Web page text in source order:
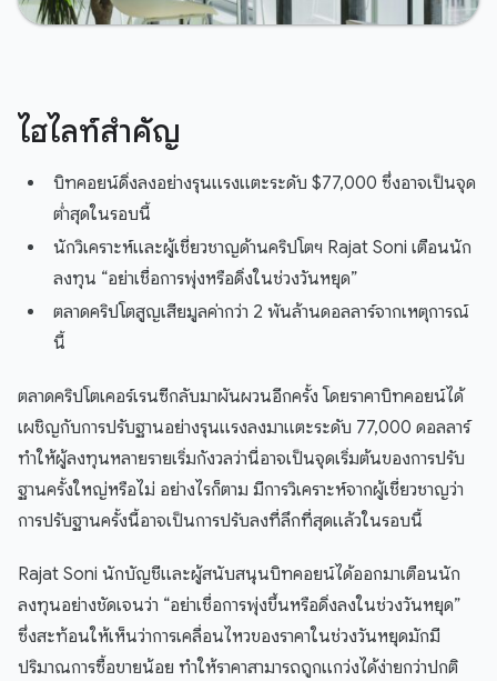
ไฮไลท์สำคัญ
บิทคอยน์ดิ่งลงอย่างรุนแรงแตะระดับ $77,000 ซึ่งอาจเป็นจุด
ต่ำสุดในรอบนี้
นักวิเคราะห์และผู้เชี่ยวชาญด้านคริปโตฯ Rajat Soni เตือนนัก
ลงทุน “อย่าเชื่อการพุ่งหรือดิ่งในช่วงวันหยุด”
ตลาดคริปโตสูญเสียมูลค่ากว่า 2 พันล้านดอลลาร์จากเหตุการณ์
นี้
ตลาดคริปโตเคอร์เรนซีกลับมาผันผวนอีกครั้ง โดยราคาบิทคอยน์ได้
เผชิญกับการปรับฐานอย่างรุนแรงลงมาแตะระดับ 77,000 ดอลลาร์
ทำให้ผู้ลงทุนหลายรายเริ่มกังวลว่านี่อาจเป็นจุดเริ่มต้นของการปรับ
ฐานครั้งใหญ่หรือไม่ อย่างไรก็ตาม มีการวิเคราะห์จากผู้เชี่ยวชาญว่า
การปรับฐานครั้งนี้อาจเป็นการปรับลงที่ลึกที่สุดแล้วในรอบนี้
Rajat Soni นักบัญชีและผู้สนับสนุนบิทคอยน์ได้ออกมาเตือนนัก
ลงทุนอย่างชัดเจนว่า “อย่าเชื่อการพุ่งขึ้นหรือดิ่งลงในช่วงวันหยุด”
ซึ่งสะท้อนให้เห็นว่าการเคลื่อนไหวของราคาในช่วงวันหยุดมักมี
ปริมาณการซื้อขายน้อย ทำให้ราคาสามารถถูกแกว่งได้ง่ายกว่าปกติ